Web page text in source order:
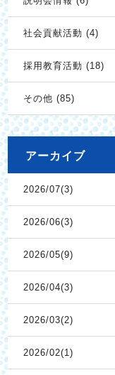
社会貢献活動 (4)
採用教育活動 (18)
その他 (85)
アーカイブ
2026/07(3)
2026/06(3)
2026/05(9)
2026/04(3)
2026/03(2)
2026/02(1)